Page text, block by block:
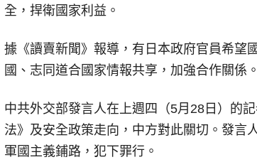
全，捍衛國家利益。
據《讀賣新聞》報導，有日本政府官員希望
國、志同道合國家情報共享，加強合作關係。
中共外交部發言人在上週四（5月28日）的
法》及安全政策走向，中方對此關切。發言
軍國主義鋪路，犯下罪行。